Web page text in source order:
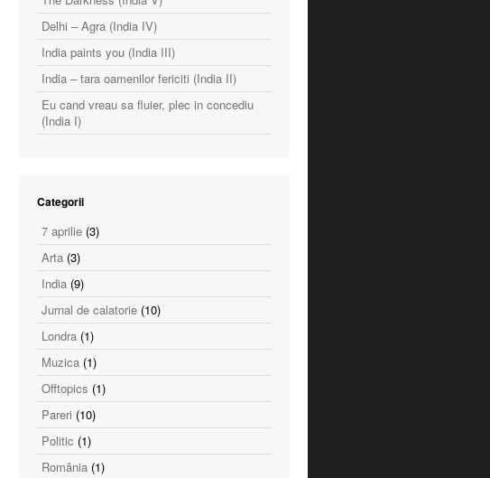
Delhi – Agra (India IV)
India paints you (India III)
India – tara oamenilor fericiti (India II)
Eu cand vreau sa fluier, plec in concediu
(India I)
Categorii
7 aprilie (3)
Arta (3)
India (9)
Jurnal de calatorie (10)
Londra (1)
Muzica (1)
Offtopics (1)
Pareri (10)
Politic (1)
România (1)